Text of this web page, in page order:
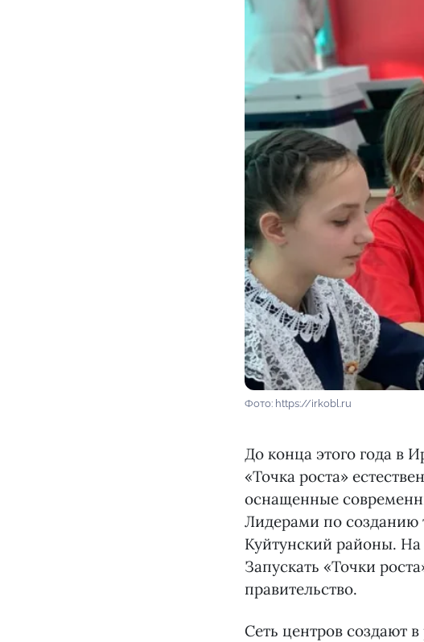
Фото: https://irkobl.ru
До конца этого года в
«Точка роста»
оснащенные
Лидерами по созданию
Куйтунский районы. На
Запускать «Точки
правительство.
Сеть центров создают